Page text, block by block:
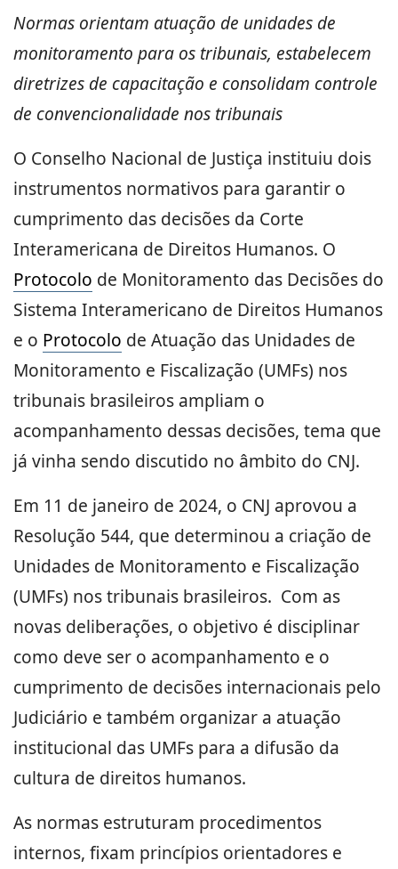
Normas orientam atuação de unidades de
monitoramento para os tribunais, estabelecem
diretrizes de capacitação e consolidam controle
de convencionalidade nos tribunais
O Conselho Nacional de Justiça instituiu dois
instrumentos normativos para garantir o
cumprimento das decisões da Corte
Interamericana de Direitos Humanos. O
Protocolo de Monitoramento das Decisões do
Sistema Interamericano de Direitos Humanos
e o Protocolo de Atuação das Unidades de
Monitoramento e Fiscalização (UMFs) nos
tribunais brasileiros ampliam o
acompanhamento dessas decisões, tema que
já vinha sendo discutido no âmbito do CNJ.
Em 11 de janeiro de 2024, o CNJ aprovou a
Resolução 544, que determinou a criação de
Unidades de Monitoramento e Fiscalização
(UMFs) nos tribunais brasileiros. Com as
novas deliberações, o objetivo é disciplinar
como deve ser o acompanhamento e o
cumprimento de decisões internacionais pelo
Judiciário e também organizar a atuação
institucional das UMFs para a difusão da
cultura de direitos humanos.
As normas estruturam procedimentos
internos, fixam princípios orientadores e